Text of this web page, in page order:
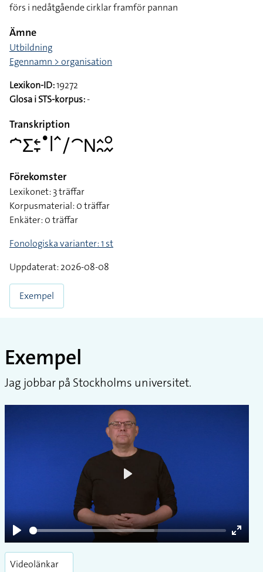
förs i nedåtgående cirklar framför pannan
Ämne
Utbildning
Egennamn > organisation
Lexikon-ID:19272
Glosa i STS-korpus:-
Transkription
􌤀􌤥􌥓􌥙􌤟􌥼􌥦􌥠􌤃􌥌􌤵􌥘􌥰􌦌
Förekomster
Lexikonet: 3 träffar
Korpusmaterial: 0 träffar
Enkäter: 0 träffar
Fonologiska varianter: 1 st
Uppdaterat: 2026-08-08
Exempel
Exempel
Jag jobbar på Stockholms universitet.
Play
Enter
Videolänkar